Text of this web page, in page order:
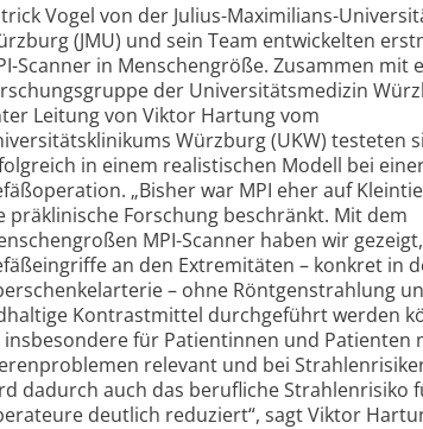
Vogel von der Julius-Maximilians-
(JMU) und sein Team entwickelten
Scanner in Menschengröße. Zusammen mit
der Universitätsmedizin
Leitung von Viktor Hartung vom
Würzburg (UKW) testeten
in einem realistischen Modell bei
„Bisher war MPI eher auf
präklinische Forschung beschränkt. Mit dem
MPI-Scanner haben wir
an den Extremitäten – konkret in
– ohne Röntgenstrahlung
Kontrastmittel durchgeführt werden
insbesondere für Patientinnen und Patienten
relevant und bei
dadurch auch das berufliche Strahlenrisiko
deutlich reduziert“, sagt Viktor